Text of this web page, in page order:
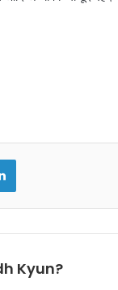
Kyun?